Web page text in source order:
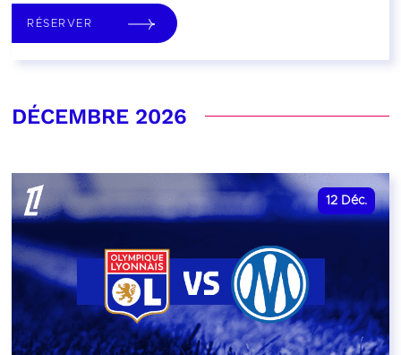
RÉSERVER
DÉCEMBRE 2026
12 Déc.